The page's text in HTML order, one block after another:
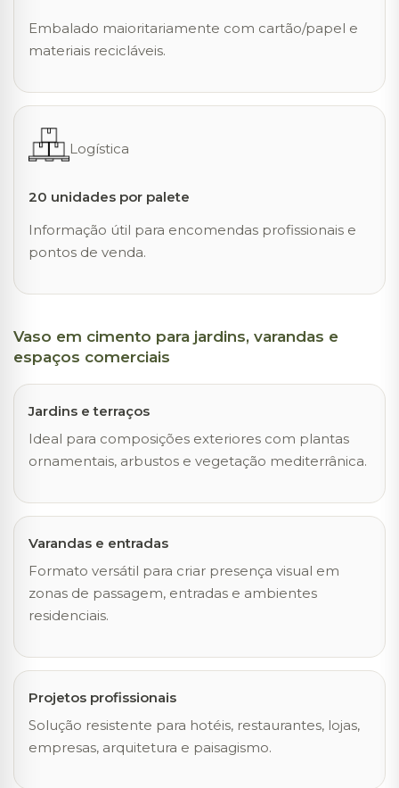
Embalado maioritariamente com cartão/papel e
materiais recicláveis.
Logística
20 unidades por palete
Informação útil para encomendas profissionais e
pontos de venda.
Vaso em cimento para jardins, varandas e
espaços comerciais
Jardins e terraços
Ideal para composições exteriores com plantas
ornamentais, arbustos e vegetação mediterrânica.
Varandas e entradas
Formato versátil para criar presença visual em
zonas de passagem, entradas e ambientes
residenciais.
Projetos profissionais
Solução resistente para hotéis, restaurantes, lojas,
empresas, arquitetura e paisagismo.